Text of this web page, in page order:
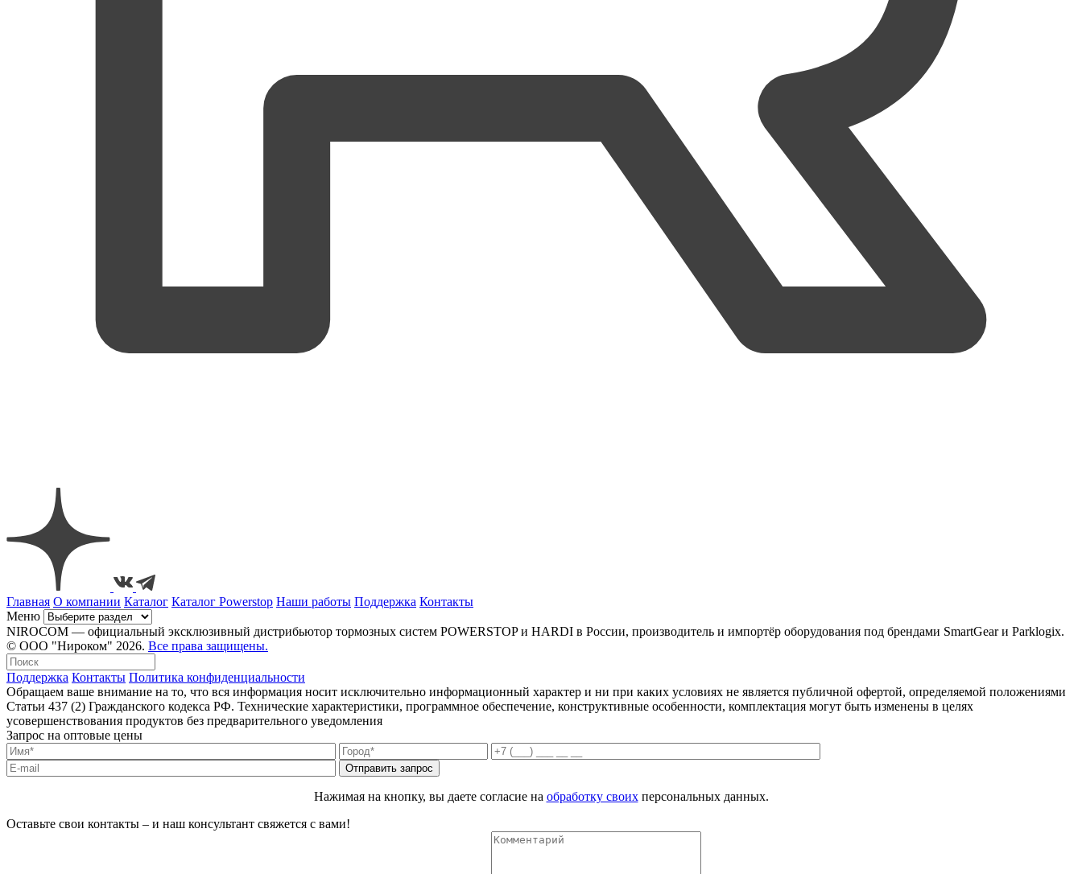
Главная О компании Каталог Каталог Powerstop Наши работы Поддержка Контакты
Меню
NIROCOM — официальный эксклюзивный дистрибьютор тормозных систем POWERSTOP и HARDI в России, производитель и импортёр оборудования под брендами SmartGear и Parklogix.
© ООО "Нироком" 2026. Все права защищены.
Поддержка Контакты Политика конфиденциальности
Обращаем ваше внимание на то, что вся информация носит исключительно информационный характер и ни при каких условиях не является публичной офертой, определяемой положениями
Статьи 437 (2) Гражданского кодекса РФ. Технические характеристики, программное обеспечение, конструктивные особенности, комплектация могут быть изменены в целях
усовершенствования продуктов без предварительного уведомления
Запрос на оптовые цены
Нажимая на кнопку, вы даете согласие на обработку своихперсональных данных.
Оставьте свои контакты – и наш консультант свяжется с вами!